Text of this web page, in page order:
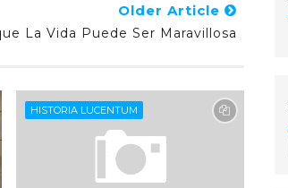
Older Article
La Vida Puede Ser Maravillosa
HISTORIA LUCENTUM